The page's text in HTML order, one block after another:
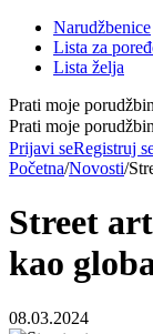
Narudžbenice
Lista za
Lista želja
Prati moje
Prati moje
Prijavi seRegistruj
Početna/Novosti/
Street
kao
08.03.2024